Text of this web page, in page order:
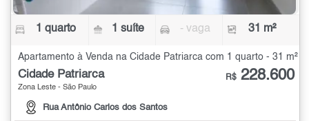
1 quarto 1 suíte - vaga 31 m²
Apartamento à Venda na Cidade Patriarca com 1 quarto - 31 m²
Cidade Patriarca
Zona Leste - São Paulo
Rua Antônio Carlos dos Santos
R$ 228.600